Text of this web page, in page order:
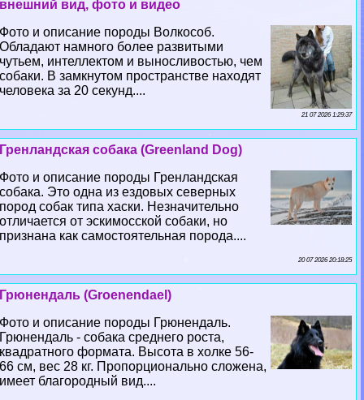
внешний вид, фото и видео
Фото и описание породы Волкособ.
Обладают намного более развитыми
чутьем, интеллектом и выносливостью, чем
собаки. В замкнутом прострaнcтве находят
человека за 20 секунд....
21 07 2026 1:29:37
Гренландская собака (Greenland Dog)
Фото и описание породы Гренландская
собака. Это одна из ездовых северных
пород собак типа хаски. Незначительно
отличается от эскимосской собаки, но
признана как самостоятельная порода....
20 07 2026 20:18:25
Грюнендаль (Groenendael)
Фото и описание породы Грюнендаль.
Грюнендаль - собака среднего роста,
квадратного формата. Высота в холке 56-
66 см, вес 28 кг. Пропорционально сложена,
имеет благородный вид....